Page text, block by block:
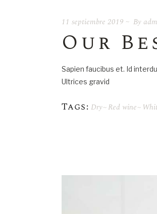
11 septiembre 2019 By
Our
Sapien faucibus et. Id
Ultrices gravid
Tags: Dry Red wine